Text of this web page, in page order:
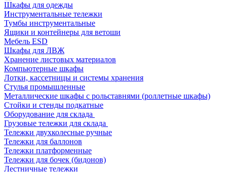
Шкафы для одежды
Инструментальные тележки
Тумбы инструментальные
Ящики и контейнеры для ветоши
Мебель ESD
Шкафы для ЛВЖ
Хранение листовых материалов
Компьютерные шкафы
Лотки, кассетницы и системы хранения
Стулья промышленные
Металлические шкафы с рольставнями (роллетные шкафы)
Стойки и стенды подкатные
Оборудование для склада
Грузовые тележки для склада
Тележки двухколесные ручные
Тележки для баллонов
Тележки платформенные
Тележки для бочек (бидонов)
Лестничные тележки